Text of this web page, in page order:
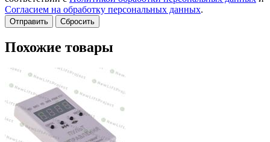
Согласием на обработку персональных данных.
Сбросить
Похожие товары